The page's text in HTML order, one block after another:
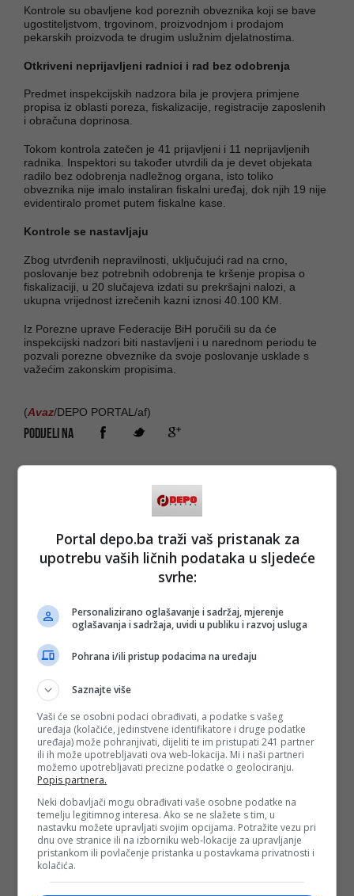
Kontrole su obavljene kod poreznih obveznika koji se bave
ugostiteljstvom, trgovinom, proizvodnjom i prodajom
pekarskih proizvoda te drugim uslužnim djelatnostima.
Otkriveni neprijavljeni radnici i rad bez odobrenja
Predmet inspekcijskih nadzora bila je provjera primjene
propisa iz oblasti poreza, fiskalizacije, registracije zaposlenih
i obračuna doprinosa.
Tokom kontrola zatečen je 41 prijavljeni i 11 neprijavljenih
radnika. Inspektori su također utvrdili da je devet objekata
radilo bez odobrenja nadležnog organa, isto toliko
obveznika nije imalo instaliran fiskalni uređaj, dok njih 19 nije
evidentiralo promet putem fiskalne kase.
Kontrole se nastavljaju
Zbog utvrđenih nepravilnosti, uključujući rad na crno,
poslovanje bez potrebnih odobrenja te kršenje propisa o
fiskalizaciji, u 20 slučajeva izdati su prekršajni nalozi, a
ukupna vrijednost izrečenih kazni iznosi 40.100 KM.
Iz Porezne uprave Federacije BiH poručili su da će
inspekcijski nadzori biti nastavljeni i u narednom periodu te
pozvali porezne obveznike da svoje poslovanje usklade s
važećim zakonskim propisima.
(Avaz/DEPO PORTAL/af)
PODIJELI NA
Portal depo.ba traži vaš pristanak za
upotrebu vaših ličnih podataka u sljedeće
svrhe:
Personalizirano oglašavanje i sadržaj, mjerenje
oglašavanja i sadržaja, uvidi u publiku i razvoj usluga
Pohrana i/ili pristup podacima na uređaju
Saznajte više
Vaši će se osobni podaci obrađivati, a podatke s vašeg
uređaja (kolačiće, jedinstvene identifikatore i druge podatke
uređaja) može pohranjivati, dijeliti te im pristupati 241 partner
ili ih može upotrebljavati ova web-lokacija. Mi i naši partneri
možemo upotrebljavati precizne podatke o geolociranju.
Popis partnera.
Neki dobavljači mogu obrađivati vaše osobne podatke na
temelju legitimnog interesa. Ako se ne slažete s tim, u
nastavku možete upravljati svojim opcijama. Potražite vezu pri
dnu ove stranice ili na izborniku web-lokacije za upravljanje
pristankom ili povlačenje pristanka u postavkama privatnosti i
kolačića.